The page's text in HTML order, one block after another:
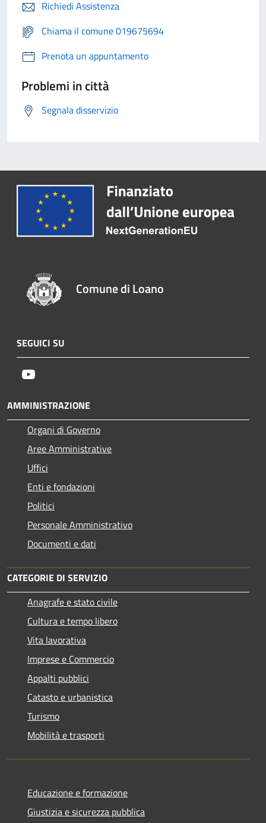
Richiedi Assistenza
Chiama il comune 019675694
Prenota un appuntamento
Problemi in città
Segnala disservizio
Comune di Loano
SEGUICI SU
AMMINISTRAZIONE
Organi di Governo
Aree Amministrative
Uffici
Enti e fondazioni
Politici
Personale Amministrativo
Documenti e dati
CATEGORIE DI SERVIZIO
Anagrafe e stato civile
Cultura e tempo libero
Vita lavorativa
Imprese e Commercio
Appalti pubblici
Catasto e urbanistica
Turismo
Mobilità e trasporti
Educazione e formazione
Giustizia e sicurezza pubblica